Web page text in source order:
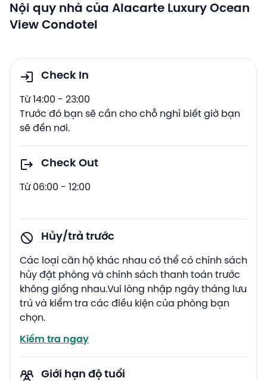
Nội quy nhà của Alacarte Luxury Ocean
View Condotel
Check In
Từ 14:00 - 23:00
Trước đó bạn sẽ cần cho chỗ nghỉ biết giờ bạn
sẽ đến nơi.
Check Out
Từ 06:00 - 12:00
Hủy/trả trước
Các loại căn hộ khác nhau có thể có chính sách
hủy đặt phòng và chính sách thanh toán trước
không giống nhau.Vui lòng nhập ngày tháng lưu
trú và kiểm tra các điều kiện của phòng bạn
chọn.
Kiểm tra ngay
Giới hạn độ tuổi